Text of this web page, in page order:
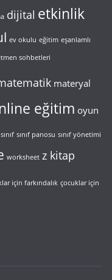
dijital etkinlik
ev okulu eğitim eşanlamlı
sohbetleri
materyal
eğitim oyun
sınıf sınıf panosu sınıf yönetimi
worksheet z kitap
için farkındalık çocuklar için